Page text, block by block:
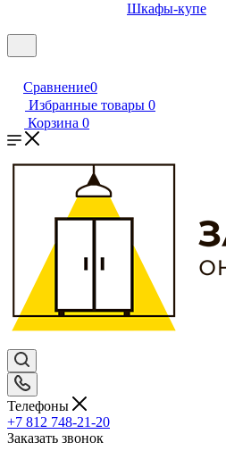
Шкафы-купе
Сравнение0
Избранные товары 0
Корзина 0
Телефоны
+7 812 748-21-20
Заказать звонок